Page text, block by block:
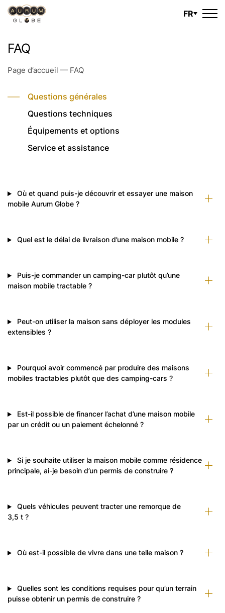
FR
FAQ
Page d’accueil — FAQ
Questions générales
Questions techniques
Équipements et options
Service et assistance
Où et quand puis-je découvrir et essayer une maison
mobile Aurum Globe ?
Quel est le délai de livraison d’une maison mobile ?
Puis-je commander un camping-car plutôt qu’une
maison mobile tractable ?
Peut-on utiliser la maison sans déployer les modules
extensibles ?
Pourquoi avoir commencé par produire des maisons
mobiles tractables plutôt que des camping-cars ?
Est-il possible de financer l’achat d’une maison mobile
par un crédit ou un paiement échelonné ?
Si je souhaite utiliser la maison mobile comme résidence
principale, ai-je besoin d’un permis de construire ?
Quels véhicules peuvent tracter une remorque de
3,5 t ?
Où est-il possible de vivre dans une telle maison ?
Quelles sont les conditions requises pour qu’un terrain
puisse obtenir un permis de construire ?